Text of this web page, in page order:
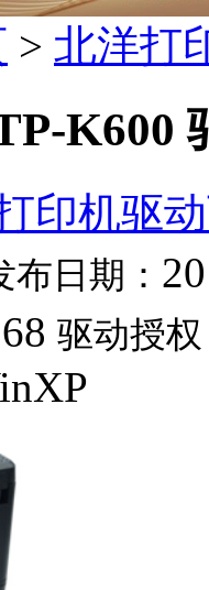
> 北洋打
K600
印机驱
布日期：
驱动授